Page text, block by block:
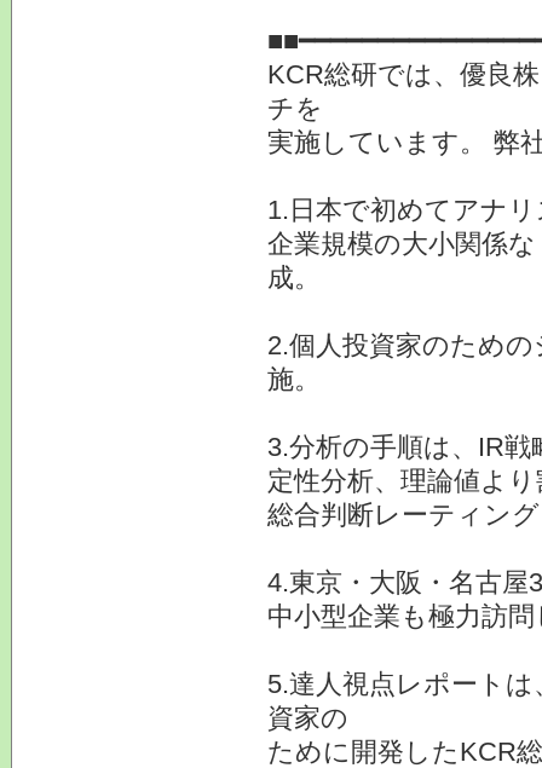
KCR総研では、優良
チを
実施しています。 弊
1.日本で初めてアナ
企業規模の大小関係
成。
2.個人投資家のため
施。
3.分析の手順は、IR
定性分析、理論値よ
総合判断レーティン
4.東京・大阪・名古
中小型企業も極力訪
5.達人視点レポート
資家の
ために開発したKCR